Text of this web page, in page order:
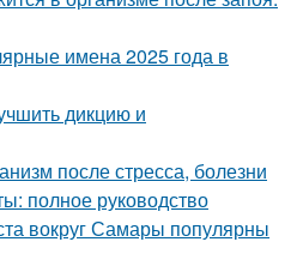
имена 2025 года в
дикцию и
после стресса, болезни
полное руководство
вокруг Самары популярны